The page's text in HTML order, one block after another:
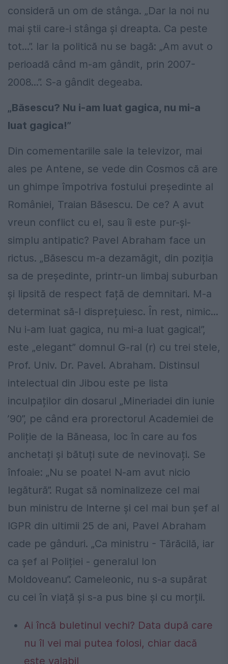
consideră un om de stânga. „Dar la noi nu
mai știi care-i stânga și dreapta. Ca peste
tot...”. Iar la politică nu se bagă: „Am avut o
perioadă când m-am gândit, prin 2007-
2008...”. S-a gândit degeaba.
„Băsescu? Nu i-am luat gagica, nu mi-a
luat gagica!”
Din comementariile sale la televizor, mai
ales pe Antene, se vede din Cosmos că are
un ghimpe împotriva fostului președinte al
României, Traian Băsescu. De ce? A avut
vreun conflict cu el, sau îi este pur-și-
simplu antipatic? Pavel Abraham face un
rictus. „Băsescu m-a dezamăgit, din poziția
sa de președinte, printr-un limbaj suburban
și lipsită de respect față de demnitari. M-a
determinat să-l disprețuiesc. În rest, nimic...
Nu i-am luat gagica, nu mi-a luat gagica!”,
este „elegant” domnul G-ral (r) cu trei stele,
Prof. Univ. Dr. Pavel. Abraham. Distinsul
intelectual din Jibou este pe lista
inculpaților din dosarul „Mineriadei din iunie
’90”, pe când era prorectorul Academiei de
Poliție de la Băneasa, loc în care au fos
anchetați și bătuți sute de nevinovați. Se
înfoaie: „Nu se poate! N-am avut nicio
legătură”. Rugat să nominalizeze cel mai
bun ministru de Interne și cel mai bun șef al
IGPR din ultimii 25 de ani, Pavel Abraham
cade pe gânduri. „Ca ministru - Tărăcilă, iar
ca șef al Poliției - generalul Ion
Moldoveanu”. Cameleonic, nu s-a supărat
cu cei în viață și s-a pus bine și cu morții.
Ai încă buletinul vechi? Data după care
nu îl vei mai putea folosi, chiar dacă
este valabil